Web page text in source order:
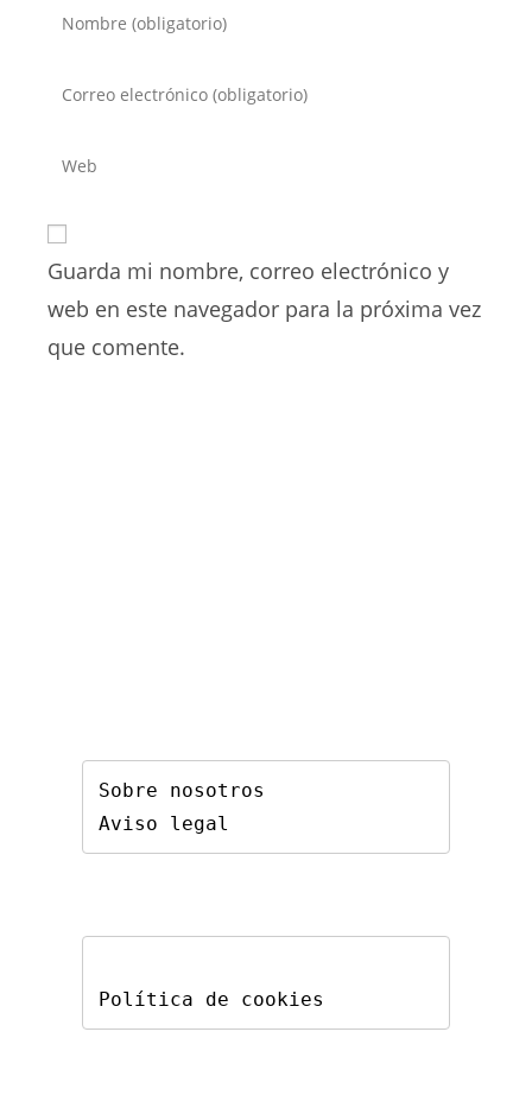
Introduce
de
para
comentar
Introduce
de
electrónico
para
Introduce
de
tu
web
Guarda mi nombre, correo electrónico y
web en este navegador para la próxima vez
que comente.
Sobre nosotros
Aviso legal
Política de cookies